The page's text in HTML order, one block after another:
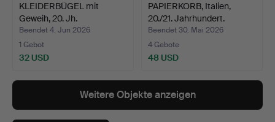
KLEIDERBÜGEL mit
Geweih, 20. Jh.
Beendet 4. Jun 2026
1 Gebot
32 USD
PAPIERKORB, Italien,
20./21. Jahrhundert.
Beendet 30. Mai 2026
4 Gebote
48 USD
Weitere Objekte anzeigen